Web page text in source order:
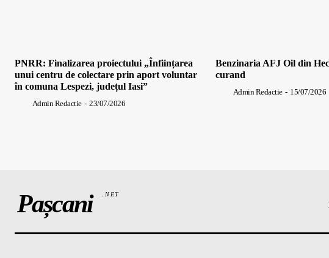
PNRR: Finalizarea proiectului „Înființarea
unui centru de colectare prin aport voluntar
în comuna Lespezi, județul Iasi”
Admin Redactie - 23/07/2026
Benzinaria AFJ Oil din
curand
Admin Redactie - 15/07/2026
Pașcani .NET